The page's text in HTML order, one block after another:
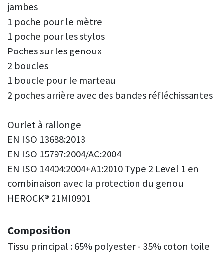
jambes
1 poche pour le mètre
1 poche pour les stylos
Poches sur les genoux
2 boucles
1 boucle pour le marteau
2 poches arrière avec des bandes réfléchissantes
Ourlet à rallonge
EN ISO 13688:2013
EN ISO 15797:2004/AC:2004
EN ISO 14404:2004+A1:2010 Type 2 Level 1 en
combinaison avec la protection du genou
HEROCK® 21MI0901
Composition
Tissu principal : 65% polyester - 35% coton toile